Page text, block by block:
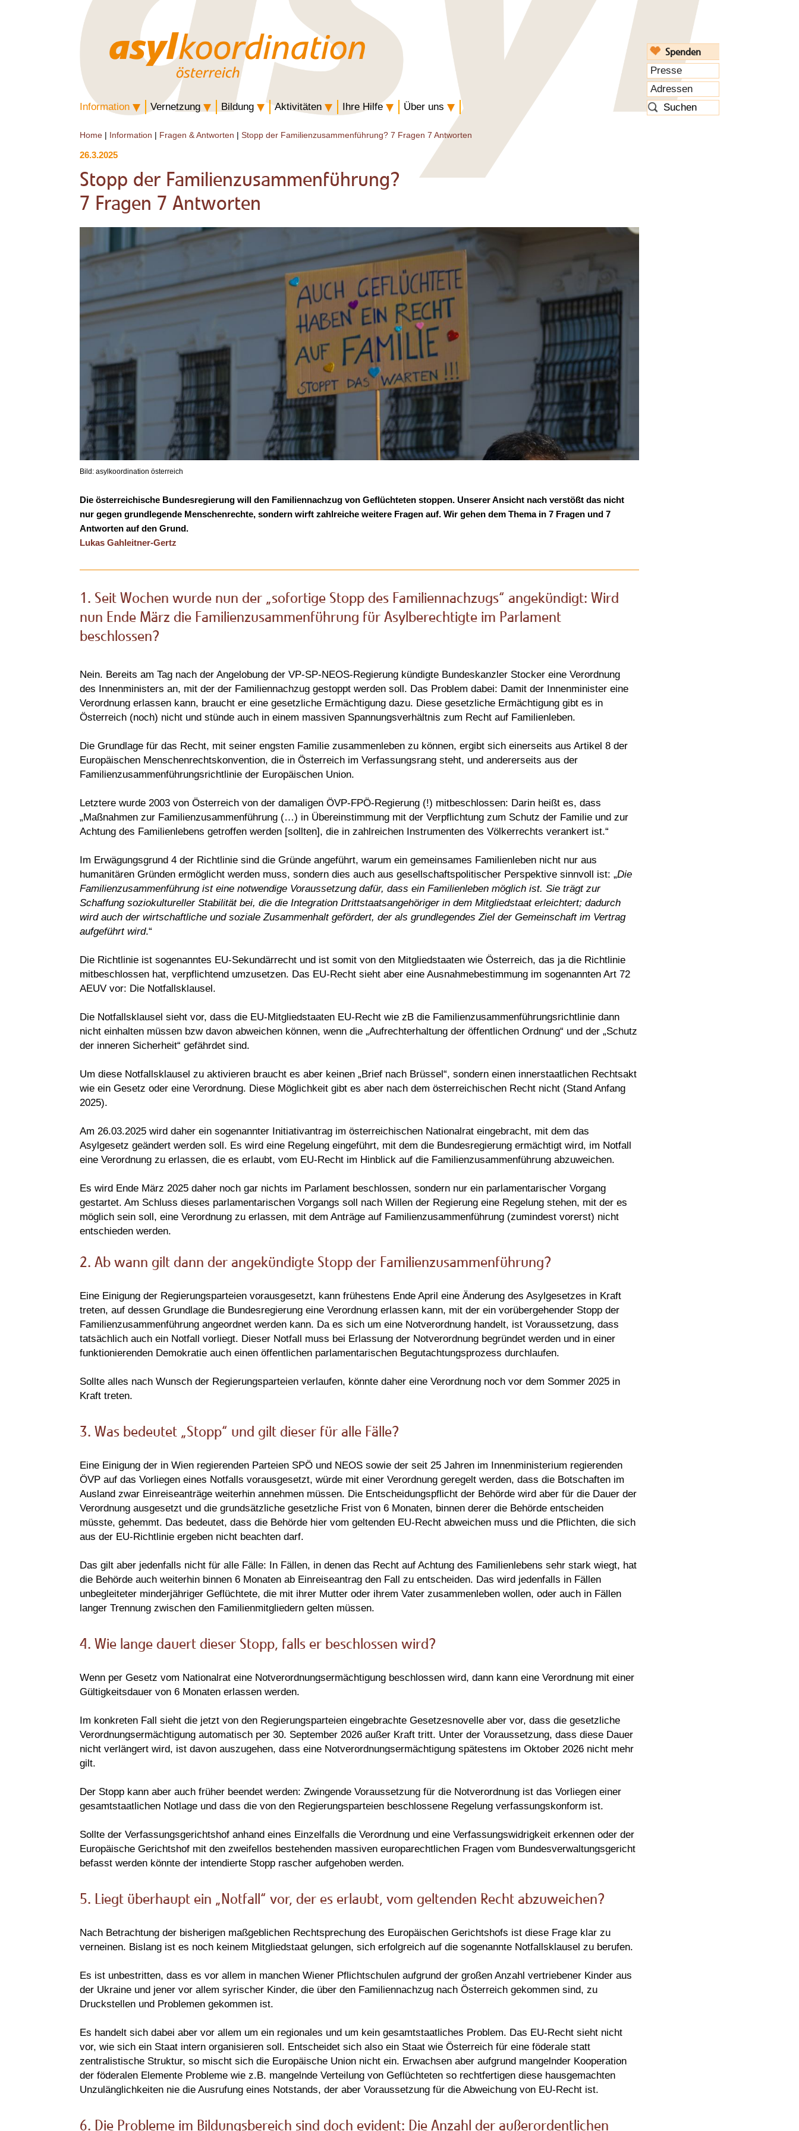
Spenden
Presse
Adressen
Information
Vernetzung Bildung Aktivitäten Ihre Hilfe Über uns
Home | Information | Fragen & Antworten |Stopp der Familienzusammenführung? 7 Fragen 7 Antworten
26.3.2025
Stopp der Familienzusammenführung?
7 Fragen 7 Antworten
Bild: asylkoordination österreich
Die österreichische Bundesregierung will den Familiennachzug von Geflüchteten stoppen. Unserer Ansicht nach verstößt das nicht
nur gegen grundlegende Menschenrechte, sondern wirft zahlreiche weitere Fragen auf. Wir gehen dem Thema in 7 Fragen und 7
Antworten auf den Grund.
Lukas Gahleitner-Gertz
1. Seit Wochen wurde nun der „sofortige Stopp des Familiennachzugs“ angekündigt: Wird
nun Ende März die Familienzusammenführung für Asylberechtigte im Parlament
beschlossen?
Nein. Bereits am Tag nach der Angelobung der VP-SP-NEOS-Regierung kündigte Bundeskanzler Stocker eine Verordnung
des Innenministers an, mit der der Familiennachzug gestoppt werden soll. Das Problem dabei: Damit der Innenminister eine
Verordnung erlassen kann, braucht er eine gesetzliche Ermächtigung dazu. Diese gesetzliche Ermächtigung gibt es in
Österreich (noch) nicht und stünde auch in einem massiven Spannungsverhältnis zum Recht auf Familienleben.
Die Grundlage für das Recht, mit seiner engsten Familie zusammenleben zu können, ergibt sich einerseits aus Artikel 8 der
Europäischen Menschenrechtskonvention, die in Österreich im Verfassungsrang steht, und andererseits aus der
Familienzusammenführungsrichtlinie der Europäischen Union.
Letztere wurde 2003 von Österreich von der damaligen ÖVP-FPÖ-Regierung (!) mitbeschlossen: Darin heißt es, dass
„Maßnahmen zur Familienzusammenführung (…) in Übereinstimmung mit der Verpflichtung zum Schutz der Familie und zur
Achtung des Familienlebens getroffen werden [sollten], die in zahlreichen Instrumenten des Völkerrechts verankert ist.“
Im Erwägungsgrund 4 der Richtlinie sind die Gründe angeführt, warum ein gemeinsames Familienleben nicht nur aus
humanitären Gründen ermöglicht werden muss, sondern dies auch aus gesellschaftspolitischer Perspektive sinnvoll ist: „Die
Familienzusammenführung ist eine notwendige Voraussetzung dafür, dass ein Familienleben möglich ist. Sie trägt zur
Schaffung soziokultureller Stabilität bei, die die Integration Drittstaatsangehöriger in dem Mitgliedstaat erleichtert; dadurch
wird auch der wirtschaftliche und soziale Zusammenhalt gefördert, der als grundlegendes Ziel der Gemeinschaft im Vertrag
aufgeführt wird.“
Die Richtlinie ist sogenanntes EU-Sekundärrecht und ist somit von den Mitgliedstaaten wie Österreich, das ja die Richtlinie
mitbeschlossen hat, verpflichtend umzusetzen. Das EU-Recht sieht aber eine Ausnahmebestimmung im sogenannten Art 72
AEUV vor: Die Notfallsklausel.
Die Notfallsklausel sieht vor, dass die EU-Mitgliedstaaten EU-Recht wie zB die Familienzusammenführungsrichtlinie dann
nicht einhalten müssen bzw davon abweichen können, wenn die „Aufrechterhaltung der öffentlichen Ordnung“ und der „Schutz
der inneren Sicherheit“ gefährdet sind.
Um diese Notfallsklausel zu aktivieren braucht es aber keinen „Brief nach Brüssel“, sondern einen innerstaatlichen Rechtsakt
wie ein Gesetz oder eine Verordnung. Diese Möglichkeit gibt es aber nach dem österreichischen Recht nicht (Stand Anfang
2025).
Am 26.03.2025 wird daher ein sogenannter Initiativantrag im österreichischen Nationalrat eingebracht, mit dem das
Asylgesetz geändert werden soll. Es wird eine Regelung eingeführt, mit dem die Bundesregierung ermächtigt wird, im Notfall
eine Verordnung zu erlassen, die es erlaubt, vom EU-Recht im Hinblick auf die Familienzusammenführung abzuweichen.
Es wird Ende März 2025 daher noch gar nichts im Parlament beschlossen, sondern nur ein parlamentarischer Vorgang
gestartet. Am Schluss dieses parlamentarischen Vorgangs soll nach Willen der Regierung eine Regelung stehen, mit der es
möglich sein soll, eine Verordnung zu erlassen, mit dem Anträge auf Familienzusammenführung (zumindest vorerst) nicht
entschieden werden.
2. Ab wann gilt dann der angekündigte Stopp der Familienzusammenführung?
Eine Einigung der Regierungsparteien vorausgesetzt, kann frühestens Ende April eine Änderung des Asylgesetzes in Kraft
treten, auf dessen Grundlage die Bundesregierung eine Verordnung erlassen kann, mit der ein vorübergehender Stopp der
Familienzusammenführung angeordnet werden kann. Da es sich um eine Notverordnung handelt, ist Voraussetzung, dass
tatsächlich auch ein Notfall vorliegt. Dieser Notfall muss bei Erlassung der Notverordnung begründet werden und in einer
funktionierenden Demokratie auch einen öffentlichen parlamentarischen Begutachtungsprozess durchlaufen.
Sollte alles nach Wunsch der Regierungsparteien verlaufen, könnte daher eine Verordnung noch vor dem Sommer 2025 in
Kraft treten.
3. Was bedeutet „Stopp“ und gilt dieser für alle Fälle?
Eine Einigung der in Wien regierenden Parteien SPÖ und NEOS sowie der seit 25 Jahren im Innenministerium regierenden
ÖVP auf das Vorliegen eines Notfalls vorausgesetzt, würde mit einer Verordnung geregelt werden, dass die Botschaften im
Ausland zwar Einreiseanträge weiterhin annehmen müssen. Die Entscheidungspflicht der Behörde wird aber für die Dauer der
Verordnung ausgesetzt und die grundsätzliche gesetzliche Frist von 6 Monaten, binnen derer die Behörde entscheiden
müsste, gehemmt. Das bedeutet, dass die Behörde hier vom geltenden EU-Recht abweichen muss und die Pflichten, die sich
aus der EU-Richtlinie ergeben nicht beachten darf.
Das gilt aber jedenfalls nicht für alle Fälle: In Fällen, in denen das Recht auf Achtung des Familienlebens sehr stark wiegt, hat
die Behörde auch weiterhin binnen 6 Monaten ab Einreiseantrag den Fall zu entscheiden. Das wird jedenfalls in Fällen
unbegleiteter minderjähriger Geflüchtete, die mit ihrer Mutter oder ihrem Vater zusammenleben wollen, oder auch in Fällen
langer Trennung zwischen den Familienmitgliedern gelten müssen.
4. Wie lange dauert dieser Stopp, falls er beschlossen wird?
Wenn per Gesetz vom Nationalrat eine Notverordnungsermächtigung beschlossen wird, dann kann eine Verordnung mit einer
Gültigkeitsdauer von 6 Monaten erlassen werden.
Im konkreten Fall sieht die jetzt von den Regierungsparteien eingebrachte Gesetzesnovelle aber vor, dass die gesetzliche
Verordnungsermächtigung automatisch per 30. September 2026 außer Kraft tritt. Unter der Voraussetzung, dass diese Dauer
nicht verlängert wird, ist davon auszugehen, dass eine Notverordnungsermächtigung spätestens im Oktober 2026 nicht mehr
gilt.
Der Stopp kann aber auch früher beendet werden: Zwingende Voraussetzung für die Notverordnung ist das Vorliegen einer
gesamtstaatlichen Notlage und dass die von den Regierungsparteien beschlossene Regelung verfassungskonform ist.
Sollte der Verfassungsgerichtshof anhand eines Einzelfalls die Verordnung und eine Verfassungswidrigkeit erkennen oder der
Europäische Gerichtshof mit den zweifellos bestehenden massiven europarechtlichen Fragen vom Bundesverwaltungsgericht
befasst werden könnte der intendierte Stopp rascher aufgehoben werden.
5. Liegt überhaupt ein „Notfall“ vor, der es erlaubt, vom geltenden Recht abzuweichen?
Nach Betrachtung der bisherigen maßgeblichen Rechtsprechung des Europäischen Gerichtshofs ist diese Frage klar zu
verneinen. Bislang ist es noch keinem Mitgliedstaat gelungen, sich erfolgreich auf die sogenannte Notfallsklausel zu berufen.
Es ist unbestritten, dass es vor allem in manchen Wiener Pflichtschulen aufgrund der großen Anzahl vertriebener Kinder aus
der Ukraine und jener vor allem syrischer Kinder, die über den Familiennachzug nach Österreich gekommen sind, zu
Druckstellen und Problemen gekommen ist.
Es handelt sich dabei aber vor allem um ein regionales und um kein gesamtstaatliches Problem. Das EU-Recht sieht nicht
vor, wie sich ein Staat intern organisieren soll. Entscheidet sich also ein Staat wie Österreich für eine föderale statt
zentralistische Struktur, so mischt sich die Europäische Union nicht ein. Erwachsen aber aufgrund mangelnder Kooperation
der föderalen Elemente Probleme wie z.B. mangelnde Verteilung von Geflüchteten so rechtfertigen diese hausgemachten
Unzulänglichkeiten nie die Ausrufung eines Notstands, der aber Voraussetzung für die Abweichung von EU-Recht ist.
6. Die Probleme im Bildungsbereich sind doch evident: Die Anzahl der außerordentlichen